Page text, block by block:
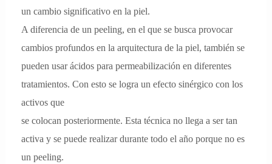
un cambio significativo en la piel.
A diferencia de un peeling, en el que se busca provocar
cambios profundos en la arquitectura de la piel, también se
pueden usar ácidos para permeabilización en diferentes
tratamientos. Con esto se logra un efecto sinérgico con los
activos que
se colocan posteriormente. Esta técnica no llega a ser tan
activa y se puede realizar durante todo el año porque no es
un peeling.